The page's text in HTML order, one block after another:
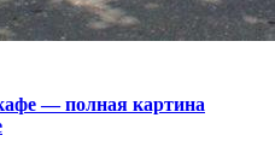
— полная картина